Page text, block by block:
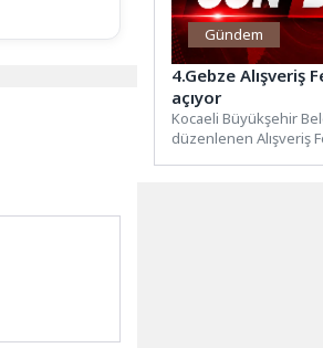
Gündem
4.Gebze Alışveriş
açıyor
Kocaeli Büyükşehir
düzenlenen Alışveriş